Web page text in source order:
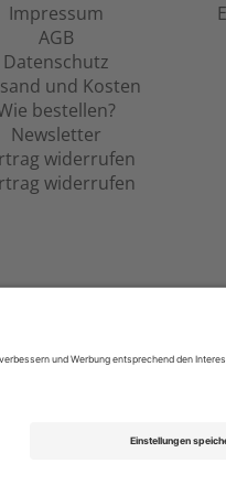
Impressum
AGB
Datenschutz
und Kosten
bestellen?
Newsletter
widerrufen
widerrufen
Zeitgeschehen,